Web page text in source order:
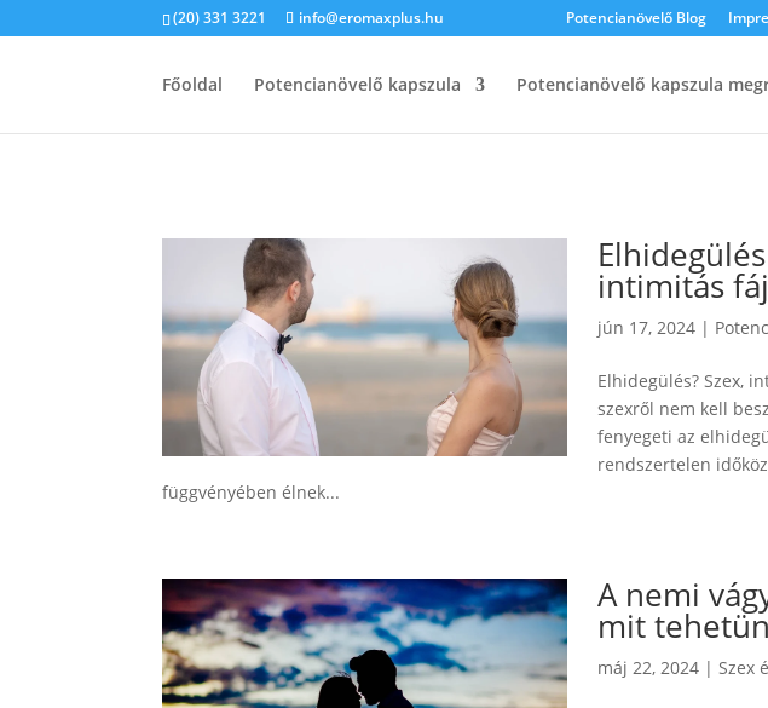
(20) 331 3221 info@eromaxplus.hu Potencianövelő Blog
Főoldal Potencianövelő kapszula Potencianövelő kapszula
intimitás
jún 17, 2024 |
Elhidegülés? Szex,
szexről nem kell
fenyegeti az
rendszertelen
függvényében élnek...
A nemi
mit
máj 22, 2024 |Szex